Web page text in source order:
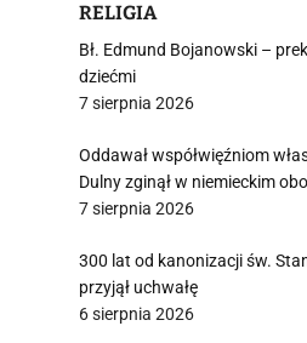
RELIGIA
Bł. Edmund Bojanowski –
dziećmi
7 sierpnia 2026
Oddawał współwięźniom
Dulny zginął w niemieckim
7 sierpnia 2026
300 lat od kanonizacji św.
przyjął uchwałę
6 sierpnia 2026